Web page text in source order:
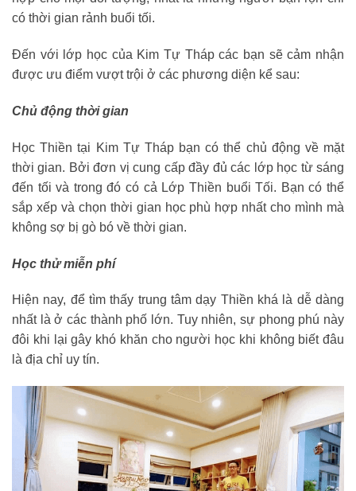
có thời gian rảnh buổi tối.
Đến với lớp học của Kim Tự Tháp các bạn sẽ cảm nhận
được ưu điểm vượt trội ở các phương diện kể sau:
Chủ động thời gian
Học Thiền tại Kim Tự Tháp bạn có thể chủ động về mặt
thời gian. Bởi đơn vị cung cấp đầy đủ các lớp học từ sáng
đến tối và trong đó có cả Lớp Thiền buổi Tối. Bạn có thể
sắp xếp và chọn thời gian học phù hợp nhất cho mình mà
không sợ bị gò bó về thời gian.
Học thử miễn phí
Hiện nay, để tìm thấy trung tâm dạy Thiền khá là dễ dàng
nhất là ở các thành phố lớn. Tuy nhiên, sự phong phú này
đôi khi lại gây khó khăn cho người học khi không biết đâu
là địa chỉ uy tín.